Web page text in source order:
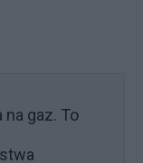
na gaz. To